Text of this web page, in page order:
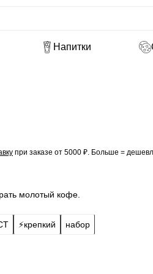
Напитки
при заказе от 5000 ₽. Больше =
молотый кофе.
⚡️крепкий набор